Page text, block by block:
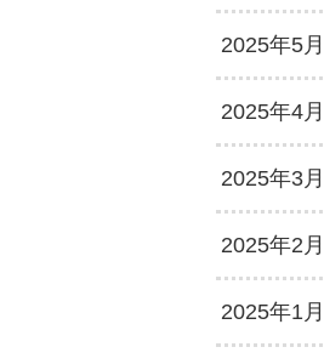
2025年5月
2025年4月
2025年3月
2025年2月
2025年1月